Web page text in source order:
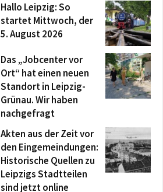
Hallo Leipzig: So
startet Mittwoch, der
5. August 2026
Das „Jobcenter vor
Ort“ hat einen neuen
Standort in Leipzig-
Grünau. Wir haben
nachgefragt
Akten aus der Zeit vor
den Eingemeindungen:
Historische Quellen zu
Leipzigs Stadtteilen
sind jetzt online